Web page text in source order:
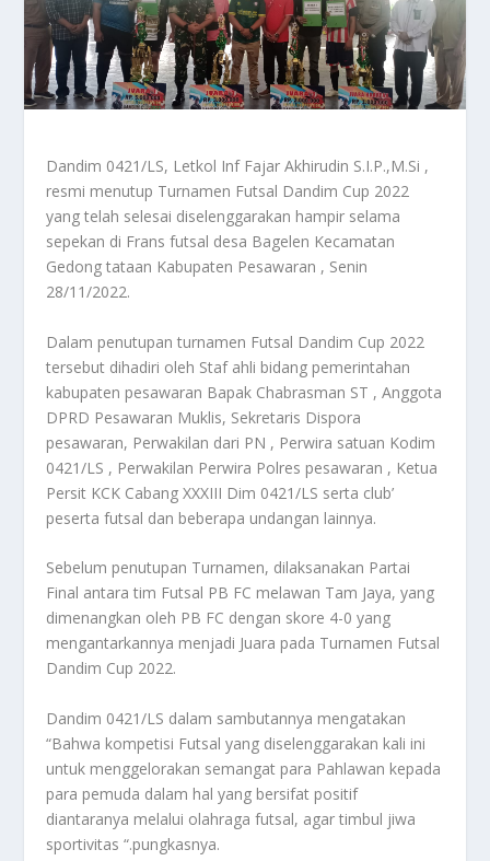
Dandim 0421/LS, Letkol Inf Fajar Akhirudin S.I.P.,M.Si ,
resmi menutup Turnamen Futsal Dandim Cup 2022
yang telah selesai diselenggarakan hampir selama
sepekan di Frans futsal desa Bagelen Kecamatan
Gedong tataan Kabupaten Pesawaran , Senin
28/11/2022.
Dalam penutupan turnamen Futsal Dandim Cup 2022
tersebut dihadiri oleh Staf ahli bidang pemerintahan
kabupaten pesawaran Bapak Chabrasman ST , Anggota
DPRD Pesawaran Muklis, Sekretaris Dispora
pesawaran, Perwakilan dari PN , Perwira satuan Kodim
0421/LS , Perwakilan Perwira Polres pesawaran , Ketua
Persit KCK Cabang XXXIII Dim 0421/LS serta club’
peserta futsal dan beberapa undangan lainnya.
Sebelum penutupan Turnamen, dilaksanakan Partai
Final antara tim Futsal PB FC melawan Tam Jaya, yang
dimenangkan oleh PB FC dengan skore 4-0 yang
mengantarkannya menjadi Juara pada Turnamen Futsal
Dandim Cup 2022.
Dandim 0421/LS dalam sambutannya mengatakan
“Bahwa kompetisi Futsal yang diselenggarakan kali ini
untuk menggelorakan semangat para Pahlawan kepada
para pemuda dalam hal yang bersifat positif
diantaranya melalui olahraga futsal, agar timbul jiwa
sportivitas “.pungkasnya.